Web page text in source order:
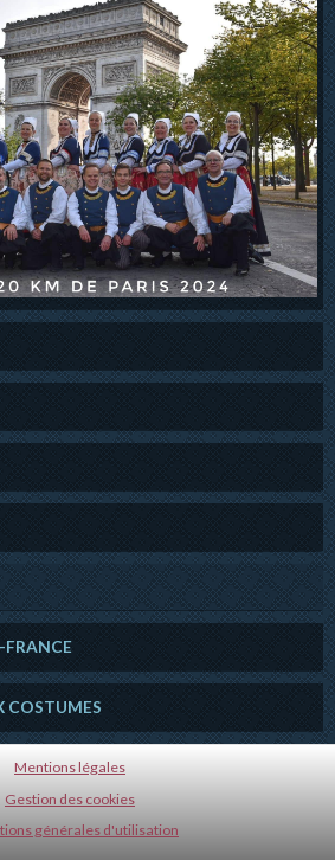
FRANCE
COSTUMES
Mentions légales
Gestion des cookies
générales d'utilisation